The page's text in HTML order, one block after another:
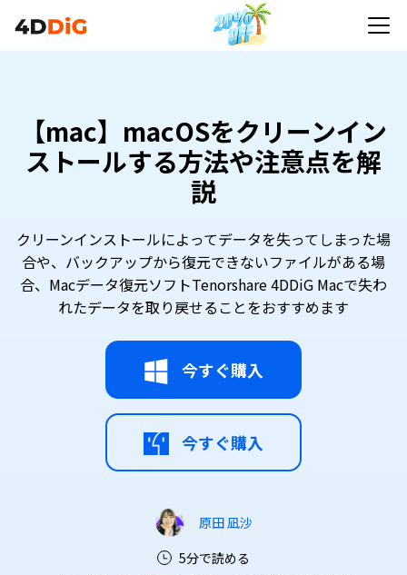
【mac】macOSをクリーンイン
ストールする方法や注意点を解
説
クリーンインストールによってデータを失ってしまった場
合や、バックアップから復元できないファイルがある場
合、Macデータ復元ソフトTenorshare 4DDiG Macで失わ
れたデータを取り戻せることをおすすめます
今すぐ購入
今すぐ購入
原田 凪沙
5分で読める